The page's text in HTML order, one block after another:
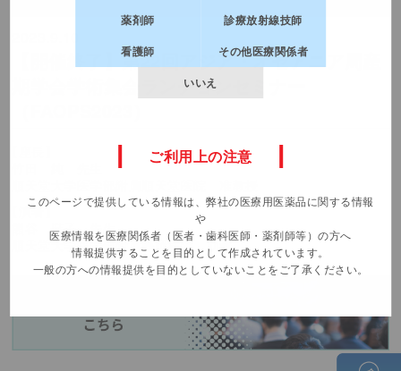
【開催終了】第22回アジア・オセアニア周産
期学会学術集会ランチョンセミナー
【演者】
熊谷 麻子 先生
順天堂大学医学部附属静岡病院 助教
薬剤師
診療放射線技師
看護師
その他医療関係者
いいえ
ご利用上の注意
このページで提供している情報は、弊社の医療用医薬品に関する情報
や
医療情報を医療関係者（医者・歯科医師・薬剤師等）の方へ
情報提供することを目的として作成されています。
一般の方への情報提供を目的としていないことをご了承ください。
所属先施設名
電話番号
面談内容
新規会員登録
（m3.comでログイン中の方はログアウトします）